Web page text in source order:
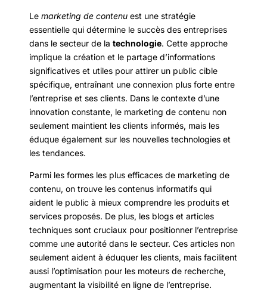
Le marketing de contenu est une stratégie
essentielle qui détermine le succès des entreprises
dans le secteur de la technologie. Cette approche
implique la création et le partage d’informations
significatives et utiles pour attirer un public cible
spécifique, entraînant une connexion plus forte entre
l’entreprise et ses clients. Dans le contexte d’une
innovation constante, le marketing de contenu non
seulement maintient les clients informés, mais les
éduque également sur les nouvelles technologies et
les tendances.
Parmi les formes les plus efficaces de marketing de
contenu, on trouve les contenus informatifs qui
aident le public à mieux comprendre les produits et
services proposés. De plus, les blogs et articles
techniques sont cruciaux pour positionner l’entreprise
comme une autorité dans le secteur. Ces articles non
seulement aident à éduquer les clients, mais facilitent
aussi l’optimisation pour les moteurs de recherche,
augmentant la visibilité en ligne de l’entreprise.